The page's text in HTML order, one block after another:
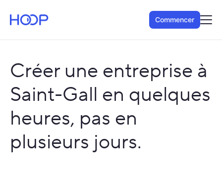
Commencer
Créer une entreprise à
Saint-Gall en quelques
heures, pas en
plusieurs jours.